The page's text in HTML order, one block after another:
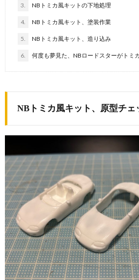
3. NBトミカ風キットの下地処理
4. NBトミカ風キット、塗装作業
5. NBトミカ風キット、造り込み
6. 何度も夢見た、NBロードスターがトミ
NBトミカ風キット、原型チェ